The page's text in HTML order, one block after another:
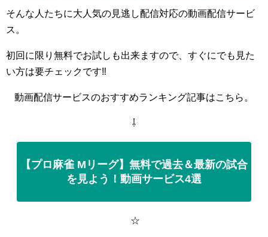
そんな人たちに大人気の見逃し配信対応の動画配信サービ
ス。
初回に限り無料でお試しも出来ますので、すぐにでも見た
い方は要チェックです‼
動画配信サービスのおすすめランキング記事はこちら。
⇩
【プロ麻雀 Mリーグ】無料で過去＆最新の試合
を見よう！動画サービス4選
☆